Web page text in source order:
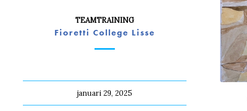
TEAMTRAINING
Fioretti College Lisse
januari 29, 2025